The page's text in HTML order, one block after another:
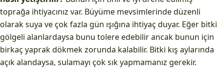
toprağa ihtiyacınız var. Büyüme mevsimlerinde düzenli
olarak suya ve çok fazla gün ışığına ihtiyaç duyar. Eğer bitki
gölgeli alanlardaysa bunu tolere edebilir ancak bunun için
birkaç yaprak dökmek zorunda kalabilir. Bitki kış aylarında
açık alandaysa, sulamayı çok sık yapmamanız gerekir.